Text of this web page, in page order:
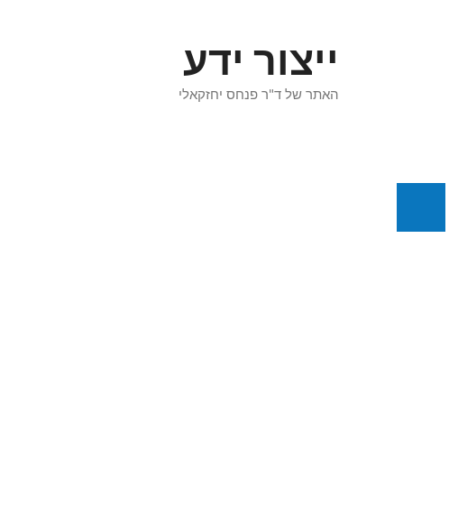
ייצור ידע
האתר של ד"ר פנחס יחזקאלי